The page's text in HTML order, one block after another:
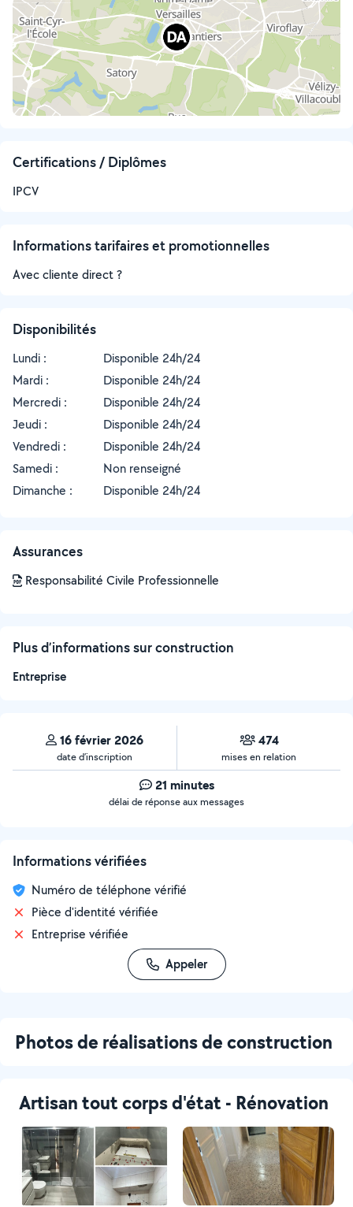
Certifications / Diplômes
IPCV
Informations tarifaires et promotionnelles
Avec cliente direct ?
Disponibilités
Lundi :
Disponible 24h/24
Mardi :
Disponible 24h/24
Mercredi :
Disponible 24h/24
Jeudi :
Disponible 24h/24
Vendredi :
Disponible 24h/24
Samedi :
Non renseigné
Dimanche :
Disponible 24h/24
Assurances
Responsabilité Civile Professionnelle
Plus d’informations sur construction
Entreprise
16 février 2026
date d’inscription
474
mises en relation
21 minutes
délai de réponse aux messages
Informations vérifiées
Numéro de téléphone vérifié
Pièce d'identité vérifiée
Entreprise vérifiée
Appeler
Photos de réalisations de construction
Artisan tout corps d'état - Rénovation